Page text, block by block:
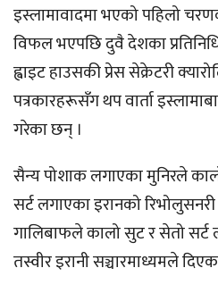
इस्लामावादमा भएको पहिलो
विफल भएपछि दुवै देशका
ह्वाइट हाउसकी प्रेस सेक्रेटरी
पत्रकारहरूसँग थप वार्ता
गरेका छन् ।
सैन्य पोशाक लगाएका मुनिरले
सर्ट लगाएका इरानको
गालिबाफले कालो सुट र सेतो
तस्वीर इरानी सञ्चारमाध्यमले